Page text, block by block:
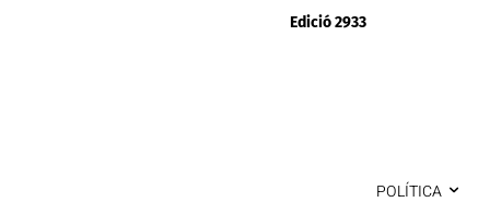
Edició 2933
POLÍTICA